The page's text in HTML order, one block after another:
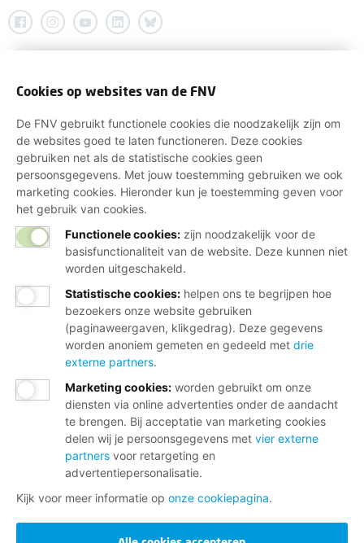
Cookies op websites van de FNV
De FNV gebruikt functionele cookies die noodzakelijk zijn om
de websites goed te laten functioneren. Deze cookies
gebruiken net als de statistische cookies geen
persoonsgegevens. Met jouw toestemming gebruiken we ook
marketing cookies. Hieronder kun je toestemming geven voor
het gebruik van cookies.
Functionele cookies: zijn noodzakelijk voor de
basisfunctionaliteit van de website. Deze kunnen niet
worden uitgeschakeld.
Statistische cookies: helpen ons te begrijpen hoe
bezoekers onze website gebruiken
(paginaweergaven, klikgedrag). Deze gegevens
worden anoniem gemeten en gedeeld met drie
externe partners.
Marketing cookies: worden gebruikt om onze
diensten via online advertenties onder de aandacht
te brengen. Bij acceptatie van marketing cookies
delen wij je persoonsgegevens met vier externe
partners voor retargeting en
advertentiepersonalisatie.
Kijk voor meer informatie op onze cookiepagina.